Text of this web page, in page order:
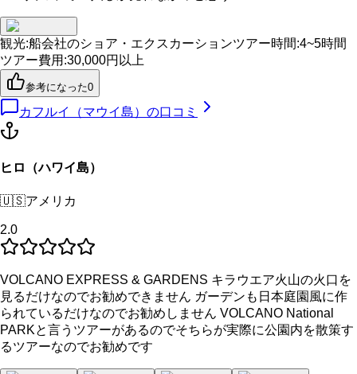
観光:船会社のショア・エクスカーションツアー時間:4~5時間
ツアー費用 :30,000円以上
参考になった0
カフルイ（マウイ島） の口コミ
ヒロ（ハワイ島）
🇺🇸アメリカ
2.0
VOLCANO EXPRESS & GARDENS キラウエア火山の火口を
見るだけなのでお勧めできません ガーデンも日本庭園風に作
られているだけなのでお勧めしません VOLCANO National
PARKと言うツアーがあるのでそちらが実際に公園内を散策す
るツアーなのでお勧めです